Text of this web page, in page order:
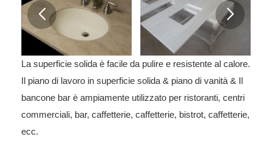
La superficie solida è facile da pulire e resistente al calore.
Il piano di lavoro in superficie solida & piano di vanità & Il
bancone bar è ampiamente utilizzato per ristoranti, centri
commerciali, bar, caffetterie, caffetterie, bistrot, caffetterie,
ecc.